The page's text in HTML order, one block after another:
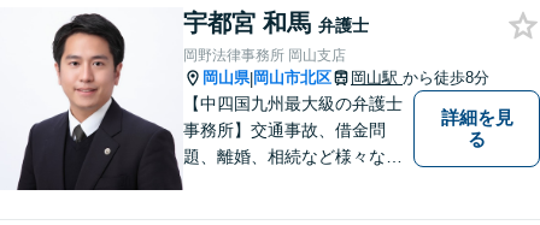
にご相談ください。
宇都宮 和馬 弁護士
岡野法律事務所 岡山支店
岡山県|岡山市北区 岡山駅 から徒歩8分
【中四国九州最大級の弁護士
事務所】交通事故、借金問
題、離婚、相続など様々な問
詳細を見
る